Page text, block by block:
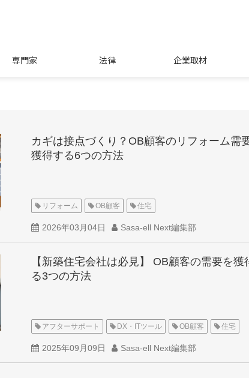
専門家 法律 企業取材
カギは接点づくり？OB顧客のリフォーム需
獲得する6つの方法
リフォーム OB顧客 住宅
2026年03月04日 Sasa-ell Next編集部
【新築住宅会社は必見】 OB顧客の需要を獲
る3つの方法
アフターサポート DX・ITツール OB顧客 住宅
2025年09月09日 Sasa-ell Next編集部